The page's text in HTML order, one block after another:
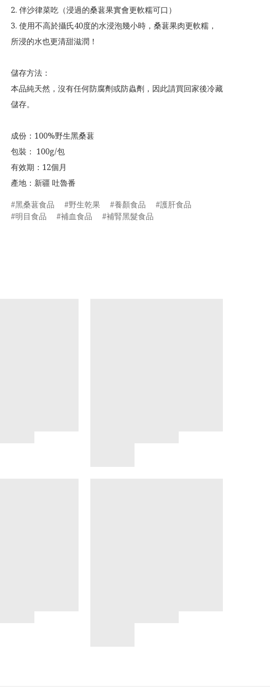
2. 伴沙律菜吃（浸過的桑葚果實會更軟糯可口）
3. 使用不高於攝氏40度的水浸泡幾小時，桑葚果肉更軟糯，
所浸的水也更清甜滋潤！
儲存方法：
本品純天然，沒有任何防腐劑或防蟲劑，因此請買回家後冷藏
儲存。
成份：100%野生黑桑葚
包裝： 100g/包
有效期：12個月
產地：新疆 吐魯番
黑桑葚食品
野生乾果 養顏食品
護肝食品
明目食品
補血食品 補腎黑髮食品